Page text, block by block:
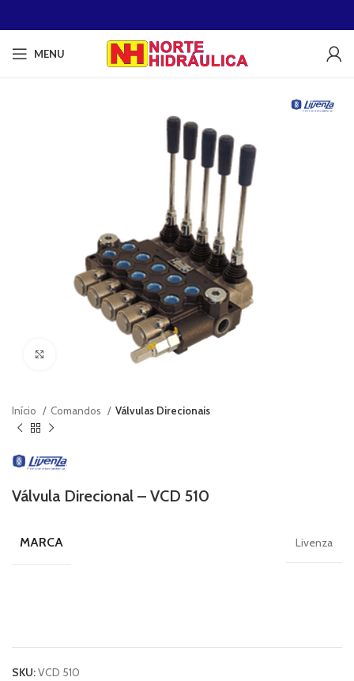
MENU
Clique para ampliar
Início Comandos Válvulas Direcionais
Válvula Direcional – VCD 510
MARCA Livenza
SKU:VCD 510